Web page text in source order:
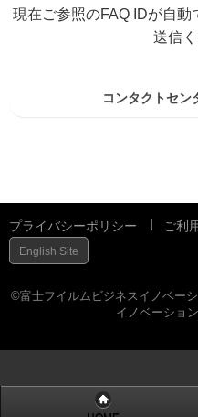
現在ご参照のFAQ IDが自動
送信く
コンタクトセン
プライバシーポリシー ご利
English Site
©富士フイルムビジネスイノベー
イノベーショ